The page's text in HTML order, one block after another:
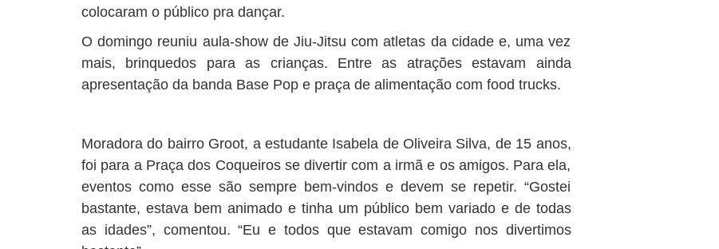
colocaram o público pra dançar.
O domingo reuniu aula-show de Jiu-Jitsu com atletas da cidade e, uma vez
mais, brinquedos para as crianças. Entre as atrações estavam ainda
apresentação da banda Base Pop e praça de alimentação com food trucks.
Moradora do bairro Groot, a estudante Isabela de Oliveira Silva, de 15 anos,
foi para a Praça dos Coqueiros se divertir com a irmã e os amigos. Para ela,
eventos como esse são sempre bem-vindos e devem se repetir. “Gostei
bastante, estava bem animado e tinha um público bem variado e de todas
as idades”, comentou. “Eu e todos que estavam comigo nos divertimos